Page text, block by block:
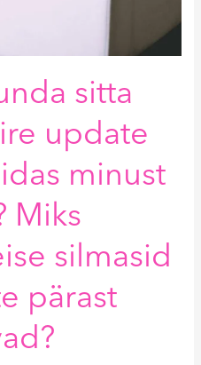
sitta
update
minust
Miks
silmasid
pärast